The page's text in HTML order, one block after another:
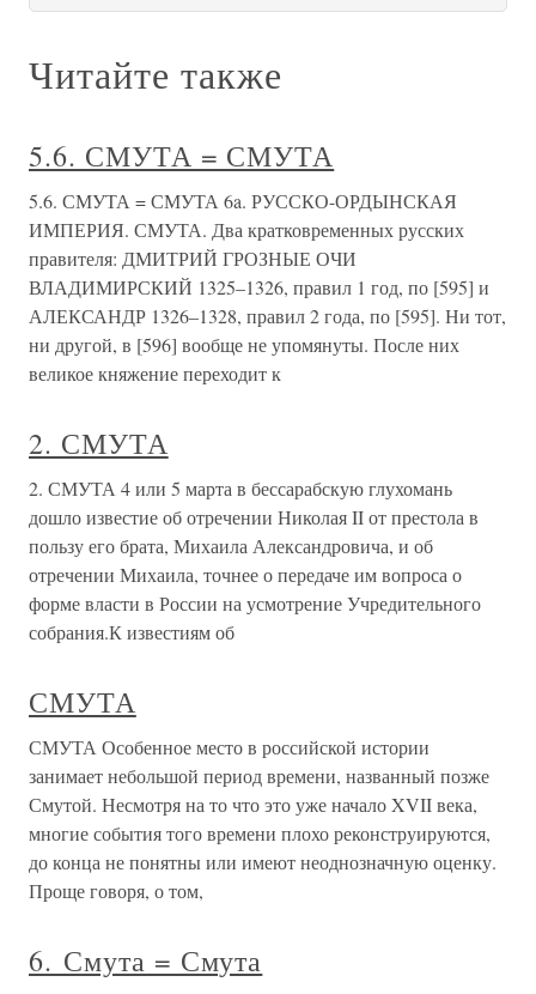
Читайте также
5.6. СМУТА = СМУТА
5.6. СМУТА = СМУТА 6a. РУССКО-ОРДЫНСКАЯ
ИМПЕРИЯ. СМУТА. Два кратковременных русских
правителя: ДМИТРИЙ ГРОЗНЫЕ ОЧИ
ВЛАДИМИРСКИЙ 1325–1326, правил 1 год, по [595] и
АЛЕКСАНДР 1326–1328, правил 2 года, по [595]. Ни тот,
ни другой, в [596] вообще не упомянуты. После них
великое княжение переходит к
2. СМУТА
2. СМУТА 4 или 5 марта в бессарабскую глухомань
дошло известие об отречении Николая II от престола в
пользу его брата, Михаила Александровича, и об
отречении Михаила, точнее о передаче им вопроса о
форме власти в России на усмотрение Учредительного
собрания.К известиям об
СМУТА
СМУТА Особенное место в российской истории
занимает небольшой период времени, названный позже
Смутой. Несмотря на то что это уже начало XVII века,
многие события того времени плохо реконструируются,
до конца не понятны или имеют неоднозначную оценку.
Проще говоря, о том,
6. Смута = Смута